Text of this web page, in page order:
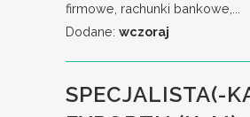
firmowe, rachunki bankowe,...
Dodane: wczoraj
SPECJALISTA(-